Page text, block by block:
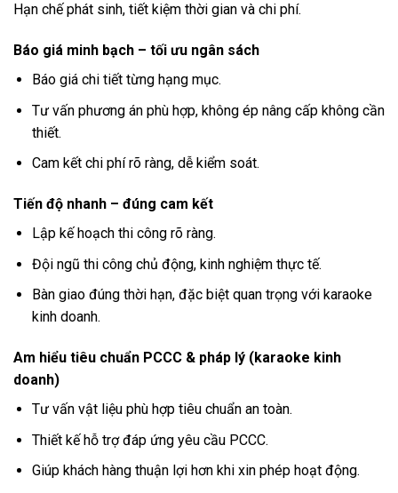
Hạn chế phát sinh, tiết kiệm thời gian và chi phí.
Báo giá minh bạch – tối ưu ngân sách
Báo giá chi tiết từng hạng mục.
Tư vấn phương án phù hợp, không ép nâng cấp không cần
thiết.
Cam kết chi phí rõ ràng, dễ kiểm soát.
Tiến độ nhanh – đúng cam kết
Lập kế hoạch thi công rõ ràng.
Đội ngũ thi công chủ động, kinh nghiệm thực tế.
Bàn giao đúng thời hạn, đặc biệt quan trọng với karaoke
kinh doanh.
Am hiểu tiêu chuẩn PCCC & pháp lý (karaoke kinh
doanh)
Tư vấn vật liệu phù hợp tiêu chuẩn an toàn.
Thiết kế hỗ trợ đáp ứng yêu cầu PCCC.
Giúp khách hàng thuận lợi hơn khi xin phép hoạt động.